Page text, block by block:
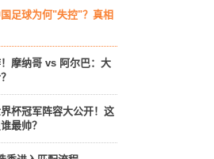
足球为何"失控"？真相
摩纳哥 vs 阿尔巴：大
杯冠军阵容大公开！这
最帅？